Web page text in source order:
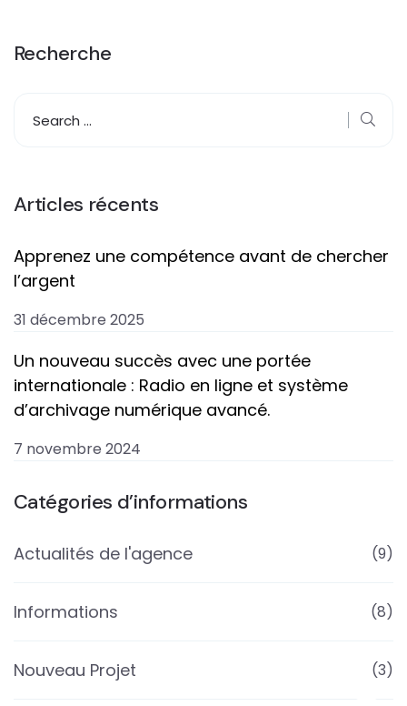
Recherche
Articles récents
Apprenez une compétence avant de chercher
l’argent
31 décembre 2025
Un nouveau succès avec une portée
internationale : Radio en ligne et système
d’archivage numérique avancé.
7 novembre 2024
Catégories d’informations
Actualités de l'agence (9)
Informations (8)
Nouveau Projet (3)